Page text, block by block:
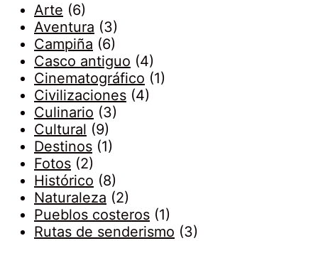
Arte (6)
Aventura (3)
Campiña (6)
Casco antiguo (4)
Cinematográfico (1)
Civilizaciones (4)
Culinario (3)
Cultural (9)
Destinos (1)
Fotos (2)
Histórico (8)
Naturaleza (2)
Pueblos costeros (1)
Rutas de senderismo (3)